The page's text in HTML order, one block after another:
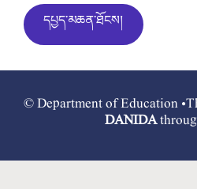
© Department of Education
DANIDA